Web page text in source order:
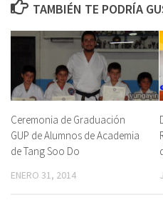
TAMBIÉN TE PODRÍA
Ceremonia de Graduación
GUP de Alumnos de Academia
de Tang Soo Do
ENERO 31, 2014